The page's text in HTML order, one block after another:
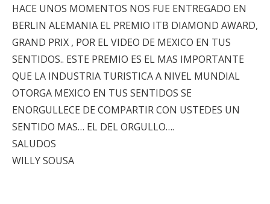
HACE UNOS MOMENTOS NOS FUE ENTREGADO EN
BERLIN ALEMANIA EL PREMIO ITB DIAMOND AWARD,
GRAND PRIX , POR EL VIDEO DE MEXICO EN TUS
SENTIDOS.. ESTE PREMIO ES EL MAS IMPORTANTE
QUE LA INDUSTRIA TURISTICA A NIVEL MUNDIAL
OTORGA MEXICO EN TUS SENTIDOS SE
ENORGULLECE DE COMPARTIR CON USTEDES UN
SENTIDO MAS… EL DEL ORGULLO….
SALUDOS
WILLY SOUSA